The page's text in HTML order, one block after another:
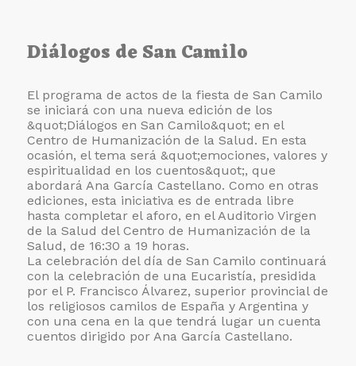
Diálogos de San Camilo
El programa de actos de la fiesta de San Camilo
se iniciará con una nueva edición de los
&quot;Diálogos en San Camilo&quot; en el
Centro de Humanización de la Salud. En esta
ocasión, el tema será &quot;emociones, valores y
espiritualidad en los cuentos&quot;, que
abordará Ana García Castellano. Como en otras
ediciones, esta iniciativa es de entrada libre
hasta completar el aforo, en el Auditorio Virgen
de la Salud del Centro de Humanización de la
Salud, de 16:30 a 19 horas.
La celebración del día de San Camilo continuará
con la celebración de una Eucaristía, presidida
por el P. Francisco Álvarez, superior provincial de
los religiosos camilos de España y Argentina y
con una cena en la que tendrá lugar un cuenta
cuentos dirigido por Ana García Castellano.